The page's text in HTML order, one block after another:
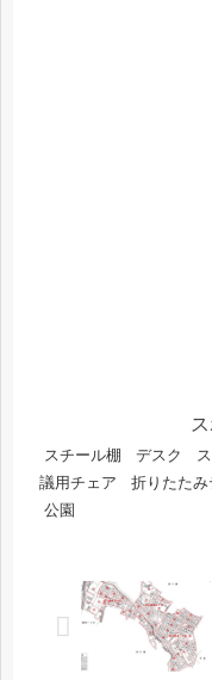
スチール棚 デスク
議用チェア
折りたた
公園